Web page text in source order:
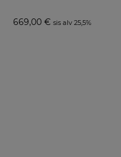
669,00 € sis alv 25,5%